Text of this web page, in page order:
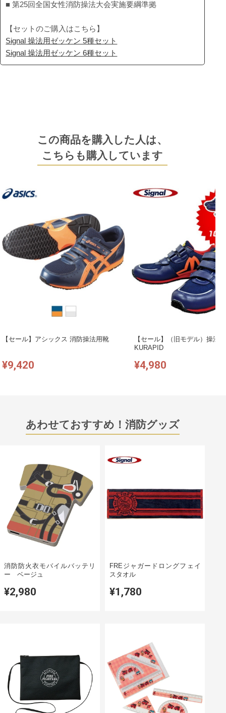
■ 第25回全国女性消防操法大会実施要綱準拠
【セットのご購入はこちら】
Signal 操法用ゼッケン 5種セット
Signal 操法用ゼッケン 6種セット
この商品を購入した人は、
こちらも購入しています
【セール】アシックス 消防操法用靴
¥9,420
【セール】（旧モデル）操法
KURAPID
¥4,980
あわせておすすめ！消防グッズ
消防防火衣モバイルバッテリ
ー ベージュ
¥2,980
FREジャガードロングフェイ
スタオル
¥1,780